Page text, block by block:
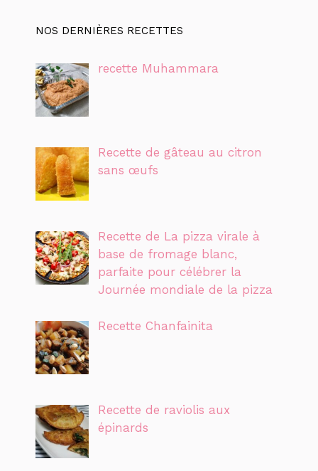
NOS DERNIÈRES RECETTES
recette Muhammara
Recette de gâteau au citron
sans œufs
Recette de La pizza virale à
base de fromage blanc,
parfaite pour célébrer la
Journée mondiale de la pizza
Recette Chanfainita
Recette de raviolis aux
épinards